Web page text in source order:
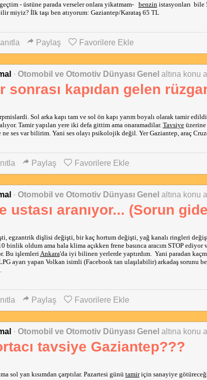
- üstüne parada verseler onlara yikatmam- benzin istasyonları  bile
miyiz? İlk taşı ben atıyorum: Gaziantep/Karataş 65 TL
Paylaş Favorilere Ekle
· Otomobil ve Otomotiv Dünyası Genel altına konu
sonrası kapıdan gelen
Sol arka kapı tam ve sol ön kapı yarım boyalı olarak tamir
Tamir yapılan yere iki defa gittim ama onaramadilar. Tavsiye üzerine
ne ses var bilirim. Yani ses olayı psikolojik değil. Yer Gaziantep, araç
Paylaş Favorilere Ekle
· Otomobil ve Otomotiv Dünyası Genel altına konu
ustası aranıyor... (Sorun
egzantrik dişlisi değişti, bir kaç hortum değişti, yağ kanalı ringleri
binlik oldum ama hala klima açıkken frene basınca aracım STOP ediyor
Bu işlemleri Ankara'da iyi bilinen yerlerde yaptırdım.  Yani paradan
ayarı yapan Volkan isimli (Facebook tan ulaşılabilir) arkadaş sorunu
Paylaş Favorilere Ekle
· Otomobil ve Otomotiv Dünyası Genel altına konu
tavsiye Gaziantep???
sol yan kısımdan çarptılar. Pazartesi günü tamir için sanayiye